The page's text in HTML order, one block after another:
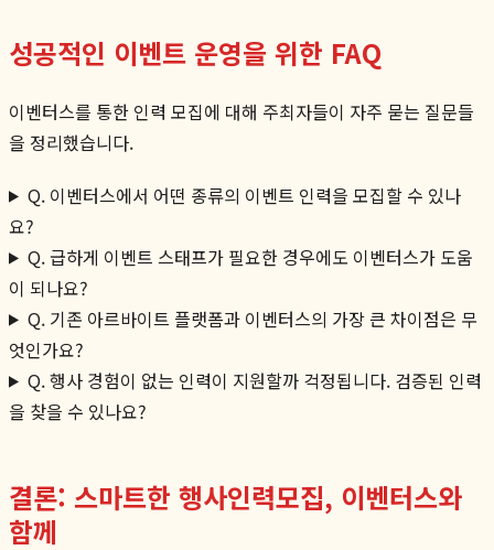
성공적인 이벤트 운영을 위한 FAQ
이벤터스를 통한 인력 모집에 대해 주최자들이 자주 묻는 질문들
을 정리했습니다.
Q. 이벤터스에서 어떤 종류의 이벤트 인력을 모집할 수 있나
요?
Q. 급하게 이벤트 스태프가 필요한 경우에도 이벤터스가 도움
이 되나요?
Q. 기존 아르바이트 플랫폼과 이벤터스의 가장 큰 차이점은 무
엇인가요?
Q. 행사 경험이 없는 인력이 지원할까 걱정됩니다. 검증된 인력
을 찾을 수 있나요?
결론: 스마트한 행사인력모집, 이벤터스와
함께